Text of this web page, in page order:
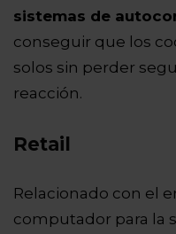
sistemas de
conseguir que los
solos sin perder
reacción.
Retail
Relacionado con el
computador para la